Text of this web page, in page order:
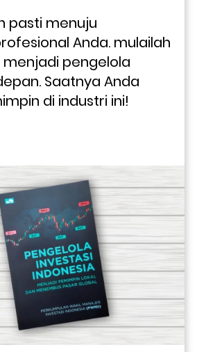
pasti menuju
Anda. mulailah
pengelola
Saatnya Anda
di industri ini!